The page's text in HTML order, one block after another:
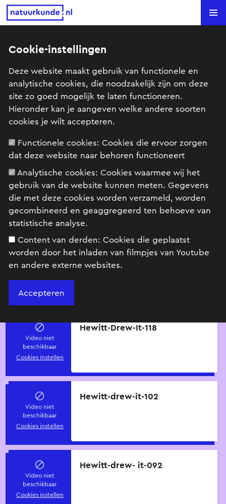
Natuurkunde.nl Search
Filmpjes
Op het internet kun je heel veel uitlegfilmpjes
vinden die je kunnen helpen bij het begrijpen van
de natuurkundelesstof. Ze zijn ook handig bij het
voorbereiden van je eindexamen als je er even niet
docenten. Wij hebben een groot aantal filmpjes
voor je verzameld. Er zijn twee mogelijkheden om
filmpjes te vinden: filteren op onderwerp of kijken
per site of kanaal. Op deze pagina kun je filteren
per onderwerp. Wil je per site of kanaal kijken, klik
danhier, daar hebben we een aantal nuttige
websites en YouTube-kanalen op een rij gezet.
Alle onderwerpen
Video niet
beschikbaar
Cookies instellen
Hewitt-Drew-It-118
Video niet
beschikbaar
Cookies instellen
Hewitt-drew-it-102
Video niet
beschikbaar
Cookies instellen
Hewitt-drew- it-092
Cookie-instellingen
Deze website maakt gebruik van functionele en
analytische cookies, die noodzakelijk zijn om deze
site zo goed mogelijk te laten functioneren.
Hieronder kan je aangeven welke andere soorten
cookies je wilt accepteren.
Functionele cookies: Cookies die ervoor zorgen
dat deze website naar behoren functioneert
Analytische cookies: Cookies waarmee wij het
gebruik van de website kunnen meten. Gegevens
die met deze cookies worden verzameld, worden
gecombineerd en geaggregeerd ten behoeve van
statistische analyse.
Content van derden: Cookies die geplaatst
worden door het inladen van filmpjes van Youtube
en andere externe websites.